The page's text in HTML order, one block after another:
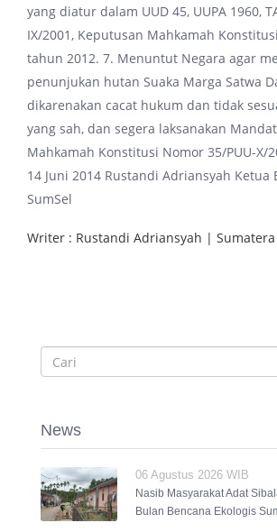
yang diatur dalam UUD 45, UUPA 1960,
IX/2001, Keputusan Mahkamah
tahun 2012. 7. Menuntut Negara agar
penunjukan hutan Suaka Marga Satwa
dikarenakan cacat hukum dan tidak
yang sah, dan segera laksanakan
Mahkamah Konstitusi Nomor 35/PUU-X/
14 Juni 2014 Rustandi Adriansyah Ketua
SumSel
Writer : Rustandi Adriansyah | Sumatera
News
06 Agustus 2026 WIB
Nasib Masyarakat Adat
Bulan Bencana Ekologis